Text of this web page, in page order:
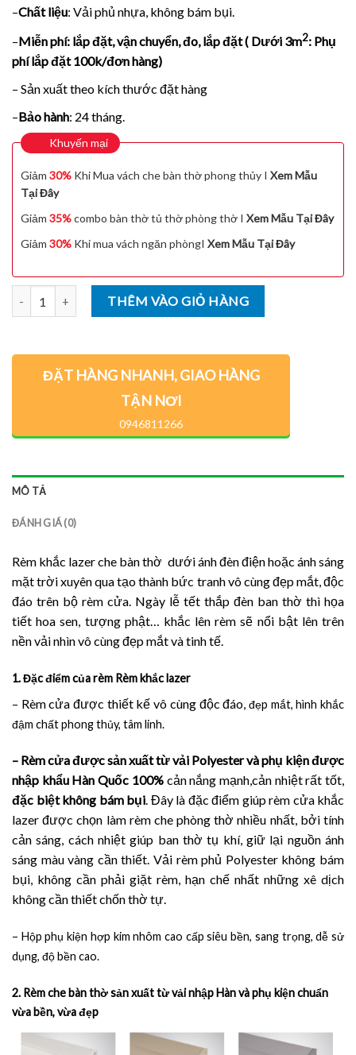
–Chất liệu: Vải phủ nhựa, không bám bụi.
–Miễn phí: lắp đặt, vận chuyển, đo, lắp đặt ( Dưới 3m2: Phụ
phí lắp đặt 100k/đơn hàng)
– Sản xuất theo kích thước đặt hàng
–Bảo hành: 24 tháng.
Khuyến mại
Giảm 30% Khi Mua vách che bàn thờ phong thủy I Xem Mẫu
Tại Đây
Giảm 35%combo bàn thờ tủ thờ phòng thờ I Xem Mẫu Tại Đây
Giảm 30% Khi mua vách ngăn phòngI Xem Mẫu Tại Đây
THÊM VÀO GIỎ HÀNG
ĐẶT HÀNG NHANH, GIAO HÀNG
TẬN NƠI
0946811266
MÔ TẢ
ĐÁNH GIÁ (0)
Rèm khắc lazer che bàn thờ dưới ánh đèn điện hoặc ánh sáng
mặt trời xuyên qua tạo thành bức tranh vô cùng đẹp mắt, độc
đáo trên bộ rèm cửa. Ngày lễ tết thắp đèn ban thờ thì họa
tiết hoa sen, tượng phật… khắc lên rèm sẽ nổi bật lên trên
nền vải nhìn vô cùng đẹp mắt và tinh tế.
1. Đặc điểm của rèm Rèm khắc lazer
– Rèm cửa được thiết kế vô cùng độc đáo, đẹp mắt, hình khắc
đậm chất phong thủy, tâm linh.
– Rèm cửa được sản xuất từ vải Polyester và phụ kiện được
nhập khẩu Hàn Quốc 100% cản nắng mạnh,cản nhiệt rất tốt,
đặc biệt không bám bụi. Đây là đặc điểm giúp rèm cửa khắc
lazer được chọn làm rèm che phòng thờ nhiều nhất, bởi tính
cản sáng, cách nhiệt giúp ban thờ tụ khí, giữ lại nguồn ánh
sáng màu vàng cần thiết. Vải rèm phủ Polyester không bám
bụi, không cần phải giặt rèm, hạn chế nhất những xê dịch
không cần thiết chốn thờ tự.
– Hộp phụ kiện hợp kim nhôm cao cấp siêu bền, sang trọng, dễ sử
dụng, độ bền cao.
2. Rèm che bàn thờ sản xuất từ vải nhập Hàn và phụ kiện chuẩn
vừa bền, vừa đẹp